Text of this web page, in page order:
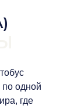
одной
где